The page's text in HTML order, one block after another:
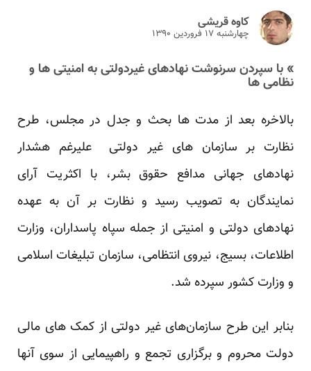
کاوه قریشی
چهارشنبه ۱۷ فروردين ۱۳۹۰
» با سپردن سرنوشت نهادهای غیردولتی به امنیتی ها و
نظامی ها
بالاخره بعد از مدت ها بحث و جدل در مجلس، طرح
نظارت بر سازمان های غیر دولتی علیرغم هشدار
نهادهای جهانی مدافع حقوق بشر، با اکثریت آرای
نمایندگان به تصویب رسید و نظارت بر آن به عهده
نهادهای دولتی و امنیتی از جمله سپاه پاسداران، وزارت
اطلاعات، بسیج، نیروی انتظامی، سازمان تبلیغات اسلامی
و وزارت کشور سپرده شد.
بنابر این طرح سازمان‌های غیر دولتی از کمک های مالی
دولت محروم و برگزاری تجمع و راهپیمایی از سوی آنها